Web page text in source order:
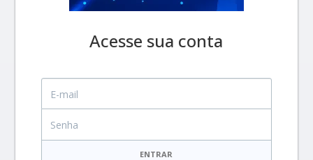
Acesse sua conta
E-mail
ENTRAR